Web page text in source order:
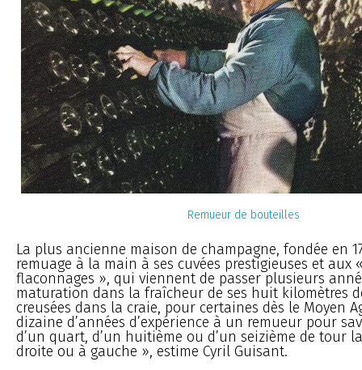
Remueur de bouteilles
La plus ancienne maison de champagne, fondée en
remuage à la main à ses cuvées prestigieuses et aux
flaconnages », qui viennent de passer plusieurs
maturation dans la fraîcheur de ses huit kilomètres
creusées dans la craie, pour certaines dès le Moyen
dizaine d’années d’expérience à un remueur pour
d’un quart, d’un huitième ou d’un seizième de tour
droite ou à gauche », estime Cyril Guisant.